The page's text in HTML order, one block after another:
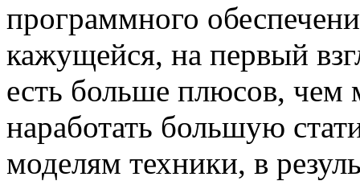
программного
кажущейся, на первый
есть больше плюсов, чем
наработать большую
моделям техники, в